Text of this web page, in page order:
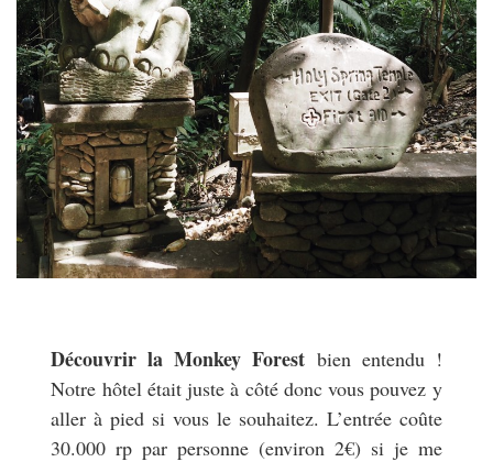
Découvrir la Monkey Forest bien entendu !
Notre hôtel était juste à côté donc vous pouvez y
aller à pied si vous le souhaitez. L’entrée coûte
30.000 rp par personne (environ 2€) si je me